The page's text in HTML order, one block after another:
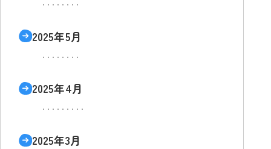
2025年5月
2025年4月
2025年3月